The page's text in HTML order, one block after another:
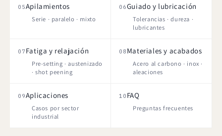
05Apilamientos
Serie · paralelo · mixto
06Guiado y lubricación
Tolerancias · dureza ·
lubricantes
07 Fatiga y relajación
Pre-setting · austenizado
· shot peening
08 Materiales y acabados
Acero al carbono · inox ·
aleaciones
09Aplicaciones
Casos por sector
industrial
10 FAQ
Preguntas frecuentes